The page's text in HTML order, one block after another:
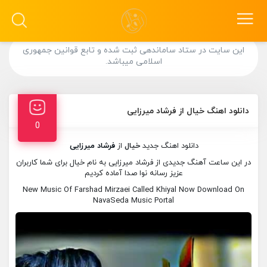
این سایت در ستاد ساماندهی ثبت شده و تابع قوانین جمهوری
اسلامی میباشد.
دانلود اهنگ خیال از فرشاد میرزایی
0
دانلود اهنگ جدید خیال از فرشاد میرزایی
در این ساعت آهنگ جدیدی از فرشاد میرزایی به نام خیال برای شما کاربران
عزیز رسانه نوا صدا آماده کردیم
New Music Of Farshad Mirzaei Called Khiyal Now Download On
NavaSeda Music Portal